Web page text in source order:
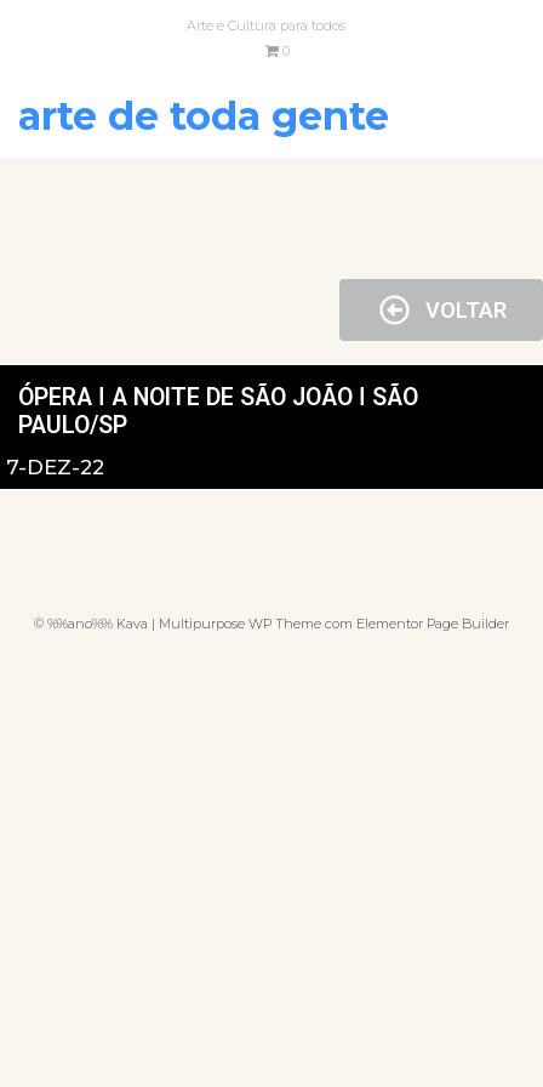
Arte e Cultura para todos
0
arte de toda gente
VOLTAR
ÓPERA ǀ A NOITE DE SÃO JOÃO ǀ SÃO
PAULO/SP
7-DEZ-22
© %%ano%% Kava | Multipurpose WP Theme com Elementor Page Builder